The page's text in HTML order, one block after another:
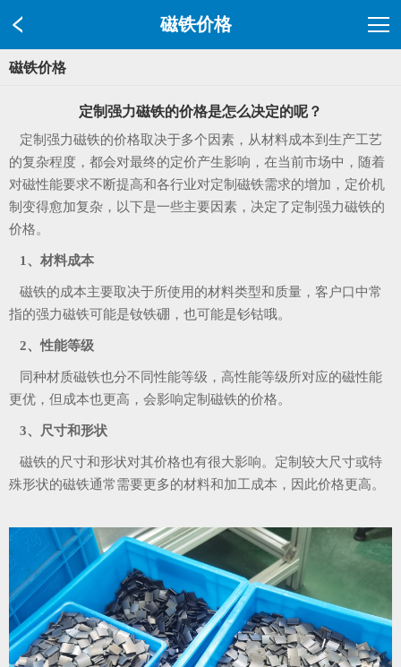
磁铁价格
磁铁价格
定制强力磁铁的价格是怎么决定的呢？
定制强力磁铁的价格取决于多个因素，从材料成本到生产工艺
的复杂程度，都会对最终的定价产生影响，在当前市场中，随着
对磁性能要求不断提高和各行业对定制磁铁需求的增加，定价机
制变得愈加复杂，以下是一些主要因素，决定了定制强力磁铁的
价格。
1、材料成本
磁铁的成本主要取决于所使用的材料类型和质量，客户口中常
指的强力磁铁可能是钕铁硼，也可能是钐钴哦。
2、性能等级
同种材质磁铁也分不同性能等级，高性能等级所对应的磁性能
更优，但成本也更高，会影响定制磁铁的价格。
3、尺寸和形状
磁铁的尺寸和形状对其价格也有很大影响。定制较大尺寸或特
殊形状的磁铁通常需要更多的材料和加工成本，因此价格更高。